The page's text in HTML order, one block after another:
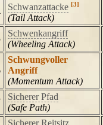
Schwanzattacke [3]
(Tail Attack)
Schwenkangriff
(Wheeling Attack)
Schwungvoller
Angriff
(Momentum Attack)
Sicherer Pfad
(Safe Path)
Sicherer Reitsitz